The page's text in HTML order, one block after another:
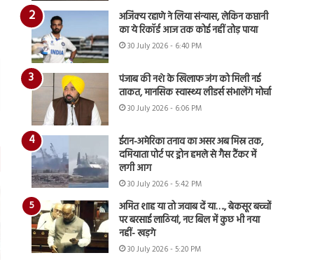
अजिंक्य रहाणे ने लिया संन्यास, लेकिन कप्तानी
का ये रिकॉर्ड आज तक कोई नहीं तोड़ पाया
30 July 2026 - 6:40 PM
पंजाब की नशे के खिलाफ जंग को मिली नई
ताकत, मानसिक स्वास्थ्य लीडर्स संभालेंगे मोर्चा
30 July 2026 - 6:06 PM
ईरान-अमेरिका तनाव का असर अब मिस्र तक,
दमियाता पोर्ट पर ड्रोन हमले से गैस टैंकर में
लगी आग
30 July 2026 - 5:42 PM
अमित शाह या तो जवाब दें या…., बेकसूर बच्चों
पर बरसाई लाठियां, नए बिल में कुछ भी नया
नहीं- खड़गे
30 July 2026 - 5:20 PM